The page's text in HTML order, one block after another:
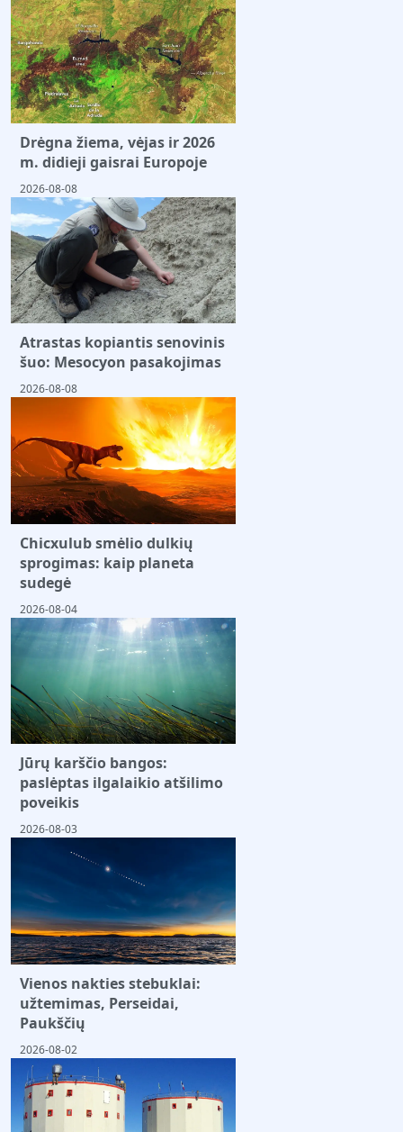
Drėgna žiema, vėjas ir 2026
m. didieji gaisrai Europoje
2026-08-08
Atrastas kopiantis senovinis
šuo: Mesocyon pasakojimas
2026-08-08
Chicxulub smėlio dulkių
sprogimas: kaip planeta
sudegė
2026-08-04
Jūrų karščio bangos:
paslėptas ilgalaikio atšilimo
poveikis
2026-08-03
Vienos nakties stebuklai:
užtemimas, Perseidai,
Paukščių
2026-08-02